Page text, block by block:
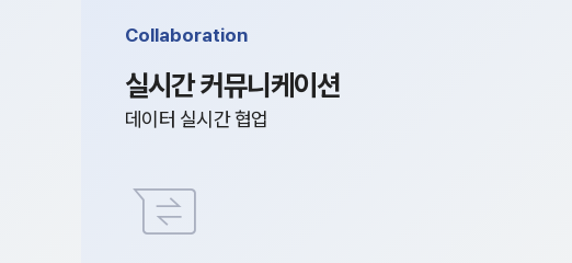
Collaboration
실시간 커뮤니케이션
데이터 실시간 협업
business_messages